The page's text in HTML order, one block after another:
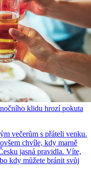
klidu hrozí pokuta
večerům s přáteli venku.
chvíle, kdy marně
jasná pravidla. Víte,
kdy můžete bránit svůj